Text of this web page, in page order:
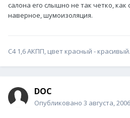
салона его слышно не так четко,
наверное, шумоизоляция.
С4 1,6 АКПП, цвет красный - красивый.
DOC
Опубликовано 3 августа, 2006